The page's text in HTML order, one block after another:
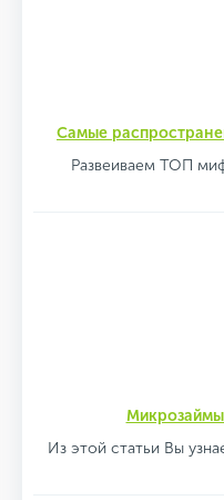
Самые
Развеиваем ТОП
Из этой статьи Вы